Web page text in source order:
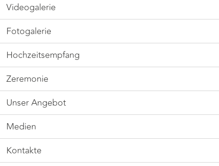
Videogalerie
Fotogalerie
Hochzeitsempfang
Zeremonie
Unser Angebot
Medien
Kontakte